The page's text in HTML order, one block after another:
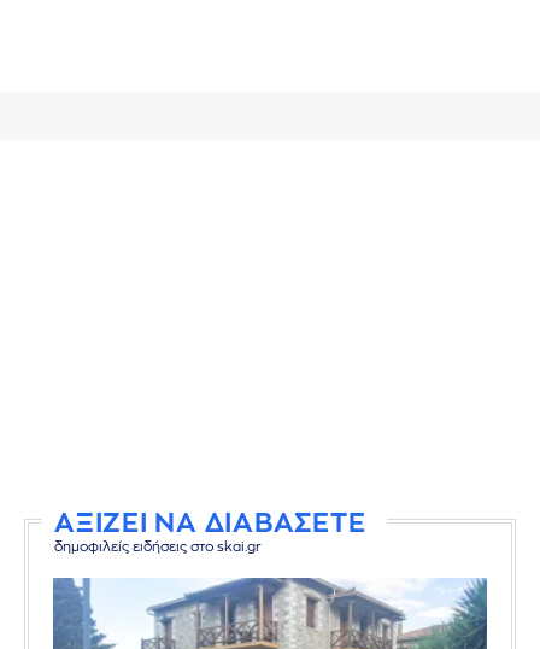
ΑΞΙΖΕΙ ΝΑ ΔΙΑΒΑΣΕΤΕ
δημοφιλείς ειδήσεις στο skai.gr